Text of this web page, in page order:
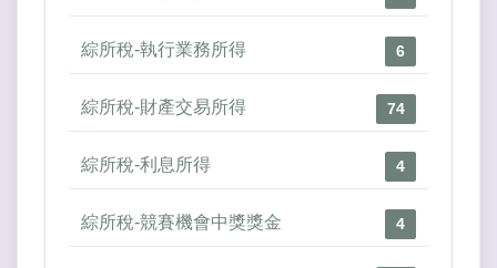
綜所稅-執行業務所得 6
綜所稅-財產交易所得 74
綜所稅-利息所得 4
綜所稅-競賽機會中獎獎金 4